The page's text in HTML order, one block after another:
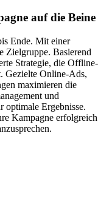
auf die Beine
Ende. Mit einer
Zielgruppe. Basierend
Strategie, die Offline-
Gezielte Online-Ads,
maximieren die
und
Ergebnisse.
Kampagne erfolgreich